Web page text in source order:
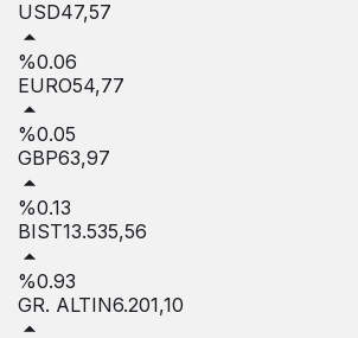
USD47,57
%0.06
EURO54,77
%0.05
GBP63,97
%0.13
BIST13.535,56
%0.93
GR. ALTIN6.201,10